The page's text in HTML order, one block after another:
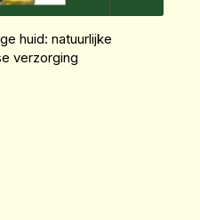
huid: natuurlijke
verzorging